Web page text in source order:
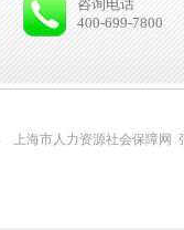
咨询电话
400-699-7800
上海市人力资源社会保障网